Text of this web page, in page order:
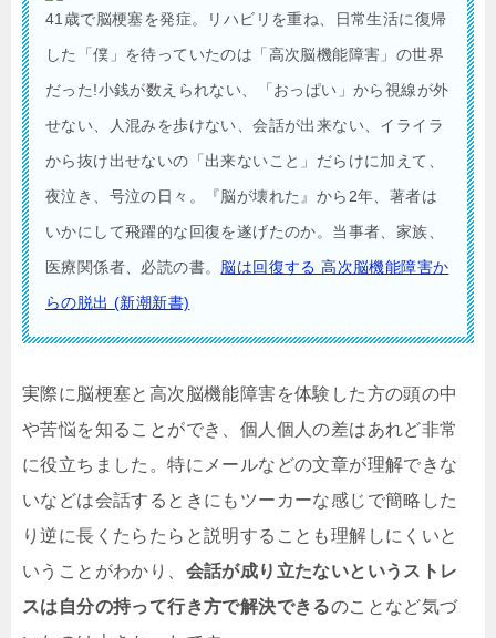
41歳で脳梗塞を発症。リハビリを重ね、日常生活に復帰
した「僕」を待っていたのは「高次脳機能障害」の世界
だった!小銭が数えられない、「おっぱい」から視線が外
せない、人混みを歩けない、会話が出来ない、イライラ
から抜け出せないの「出来ないこと」だらけに加えて、
夜泣き、号泣の日々。『脳が壊れた』から2年、著者は
いかにして飛躍的な回復を遂げたのか。当事者、家族、
医療関係者、必読の書。 脳は回復する 高次脳機能障害か
らの脱出 (新潮新書)
実際に脳梗塞と高次脳機能障害を体験した方の頭の中
や苦悩を知ることができ、個人個人の差はあれど非常
に役立ちました。特にメールなどの文章が理解できな
いなどは会話するときにもツーカーな感じで簡略した
り逆に長くたらたらと説明することも理解しにくいと
いうことがわかり、 会話が成り立たないというストレ
スは自分の持って行き方で解決できるのことなど気づ